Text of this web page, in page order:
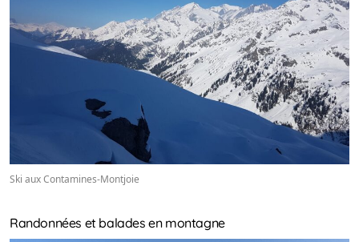
Ski aux Contamines-Montjoie
Randonnées et balades en montagne